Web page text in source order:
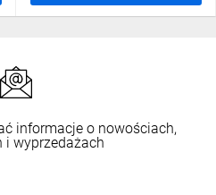
informacje o nowościach,
i wyprzedażach